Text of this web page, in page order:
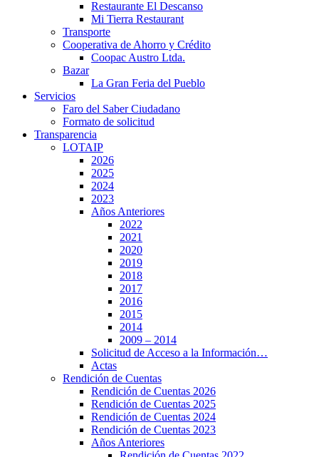
Restaurante El Descanso
Mi Tierra Restaurant
Transporte
Cooperativa de Ahorro y Crédito
Coopac Austro Ltda.
Bazar
La Gran Feria del Pueblo
Servicios
Faro del Saber Ciudadano
Formato de solicitud
Transparencia
LOTAIP
2026
2025
2024
2023
Años Anteriores
2022
2021
2020
2019
2018
2017
2016
2015
2014
2009 – 2014
Solicitud de Acceso a la Información…
Actas
Rendición de Cuentas
Rendición de Cuentas 2026
Rendición de Cuentas 2025
Rendición de Cuentas 2024
Rendición de Cuentas 2023
Años Anteriores